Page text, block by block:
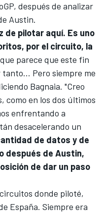
después de analizar
Austin.
de pilotar aquí. Es uno
por el circuito, la
parece que este fin
tanto... Pero siempre me
Bagnaia. "Creo
como en los dos últimos
enfrentando a
desacelerando un
de datos y de
después de Austin,
de dar un paso
donde piloté,
España. Siempre era